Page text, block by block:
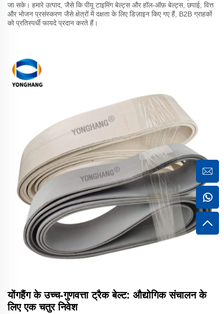
जा सके। हमारे उत्पाद, जैसे कि पीयू टाइमिंग बेल्ट्स और हॉल-ऑफ़ बेल्ट्स, छपाई, वित्त
और भोजन प्रसंस्करण जैसे क्षेत्रों में दक्षता के लिए डिज़ाइन किए गए हैं, B2B ग्राहकों
को प्रतिस्पर्धी फायदे प्रदान करते हैं।
योंगहैंग के उच्च-गुणवत्ता ट्रैक बेल्ट: औद्योगिक संचालन के
लिए एक चतुर निवेश